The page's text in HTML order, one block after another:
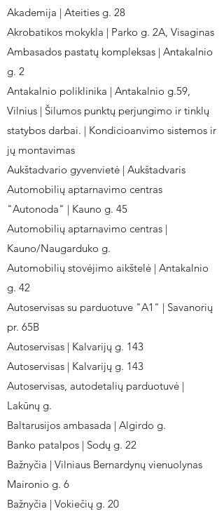
Akademija | Ateities g. 28
Akrobatikos mokykla | Parko g. 2A, Visaginas
Ambasados pastatų kompleksas | Antakalnio
g. 2
Antakalnio poliklinika | Antakalnio g.59,
Vilnius | Šilumos punktų perjungimo ir tinklų
statybos darbai. | Kondicioanvimo sistemos ir
jų montavimas
Aukštadvario gyvenvietė | Aukštadvaris
Automobilių aptarnavimo centras
"Autonoda" | Kauno g. 45
Automobilių aptarnavimo centras |
Kauno/Naugarduko g.
Automobilių stovėjimo aikštelė | Antakalnio
g. 42
Autoservisas su parduotuve "A1" | Savanorių
pr. 65B
Autoservisas | Kalvarijų g. 143
Autoservisas | Kalvarijų g. 143
Autoservisas, autodetalių parduotuvė |
Lakūnų g.
Baltarusijos ambasada | Algirdo g.
Banko patalpos | Sodų g. 22
Bažnyčia | Vilniaus Bernardynų vienuolynas
Maironio g. 6
Bažnyčia | Vokiečių g. 20